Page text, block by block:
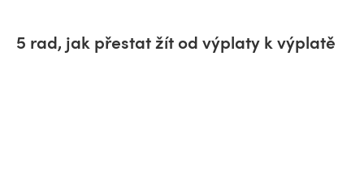
5 rad, jak přestat žít od výplaty k výplatě